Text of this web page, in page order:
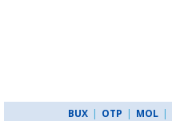
BUX | OTP | MOL |